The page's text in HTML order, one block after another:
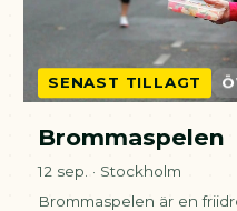
SENAST TILLAGT
Brommaspelen
12 sep. · Stockholm
Brommaspelen är en